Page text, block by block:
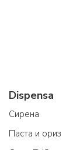
Dispensa
Cирена
Паста и ориз